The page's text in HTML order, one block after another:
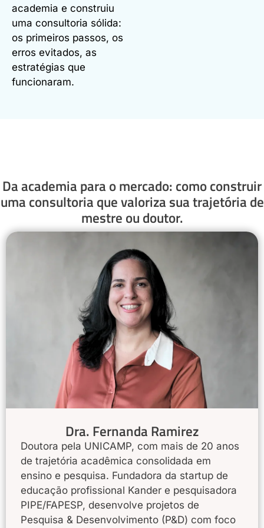
academia e construiu
uma consultoria sólida:
os primeiros passos, os
erros evitados, as
estratégias que
funcionaram.
Da academia para o mercado: como construir
uma consultoria que valoriza sua trajetória de
mestre ou doutor.
Dra. Fernanda Ramirez
Doutora pela UNICAMP, com mais de 20 anos
de trajetória acadêmica consolidada em
ensino e pesquisa. Fundadora da startup de
educação profissional Kander e pesquisadora
PIPE/FAPESP, desenvolve projetos de
Pesquisa & Desenvolvimento (P&D) com foco